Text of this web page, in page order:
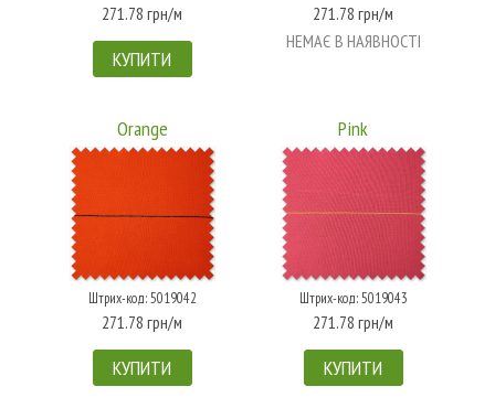
271.78 грн/м
КУПИТИ
271.78 грн/м
НЕМАЄ В НАЯВНОСТІ
Orange
Штрих-код: 5019042
271.78 грн/м
КУПИТИ
Pink
Штрих-код: 5019043
271.78 грн/м
КУПИТИ